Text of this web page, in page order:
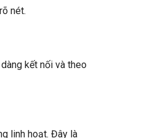
nét.
kết nối và theo
linh hoạt. Đây là